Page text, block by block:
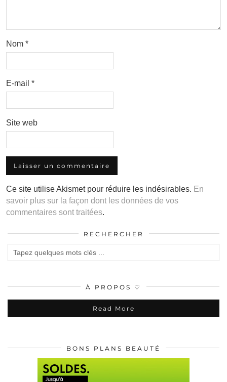
Nom *
E-mail *
Site web
Ce site utilise Akismet pour réduire les indésirables. En
savoir plus sur la façon dont les données de vos
commentaires sont traitées.
RECHERCHER
À PROPOS ♡
Read More
BONS PLANS BEAUTÉ